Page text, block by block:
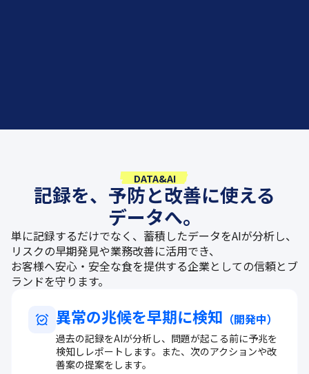
DATA&AI
記録を、予防と改善に使える
データへ。
単に記録するだけでなく、蓄積したデータをAIが分析し、
リスクの早期発見や業務改善に活用でき、
お客様へ安心・安全な食を提供する企業としての信頼とブ
ランドを守ります。
異常の兆候を早期に検知 （開発中）
過去の記録をAIが分析し、問題が起こる前に予兆を
検知しレポートします。また、次のアクションや改
善案の提案をします。